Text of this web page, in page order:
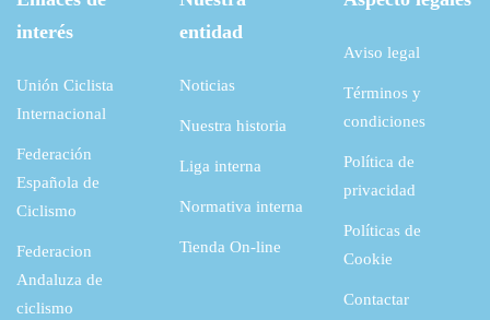
interés
Unión Ciclista
Internacional
Federación
Española de
Ciclismo
Federacion
Andaluza de
ciclismo
entidad
Noticias
Nuestra historia
Liga interna
Normativa interna
Tienda On-line
Aviso legal
Términos y
condiciones
Política de
privacidad
Políticas de
Cookie
Contactar